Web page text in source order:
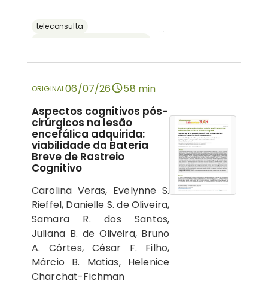
teleconsulta
instrumentos informatizados
avaliação neuropsicológica
...
ORIGINAL06/07/26 58 min
Aspectos cognitivos pós-
cirúrgicos na lesão
encefálica adquirida:
viabilidade da Bateria
Breve de Rastreio
Cognitivo
Carolina Veras, Evelynne S.
Rieffel, Danielle S. de Oliveira,
Samara R. dos Santos,
Juliana B. de Oliveira, Bruno
A. Côrtes, César F. Filho,
Márcio B. Matias, Helenice
Charchat-Fichman